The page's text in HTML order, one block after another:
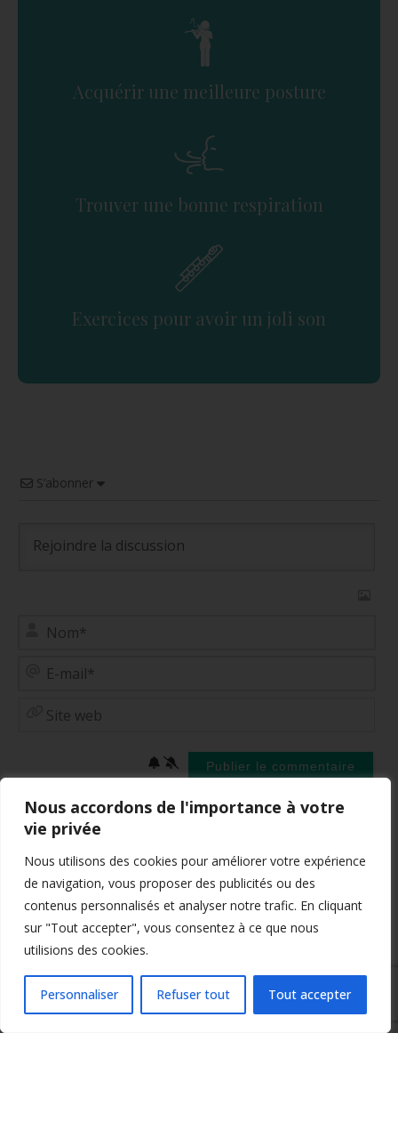
Nous accordons de l'importance à votre
vie privée
Nous utilisons des cookies pour améliorer votre expérience
de navigation, vous proposer des publicités ou des
contenus personnalisés et analyser notre trafic. En cliquant
sur "Tout accepter", vous consentez à ce que nous
utilisions des cookies.
Personnaliser Refuser tout Tout accepter
Acquérir une meilleure posture
Trouver une bonne respiration
Exercices pour avoir un joli son
S’abonner
COMMENTAIRES
Jacques Matlet
Le thème du film « Été 42 » de Michel Legrand est zen
(pour moi) et s’accommoderait, je crois, d’une transcription
pour duo de flûtes.
Répondre